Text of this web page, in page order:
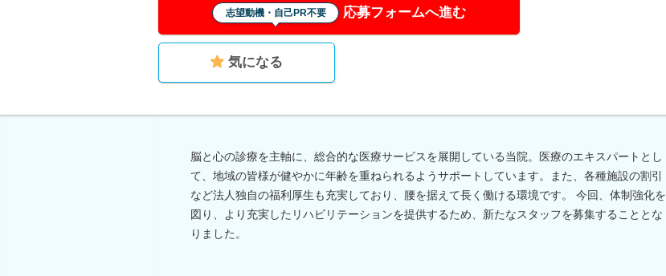
志望動機・自己PR不要 応募フォームへ進む
気になる
脳と心の診療を主軸に、総合的な医療サービスを展開している当院。医療のエキスパートとし
て、地域の皆様が健やかに年齢を重ねられるようサポートしています。また、各種施設の割引
など法人独自の福利厚生も充実しており、腰を据えて長く働ける環境です。 今回、体制強化を
図り、より充実したリハビリテーションを提供するため、新たなスタッフを募集することとな
りました。